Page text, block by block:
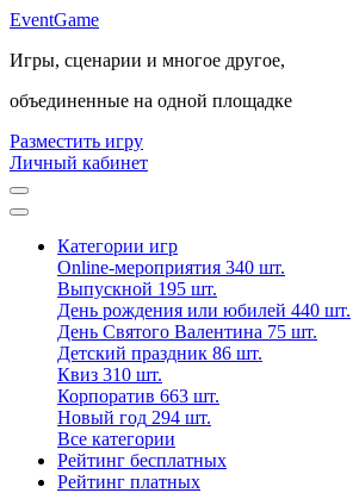
EventGame
Игры, сценарии и многое другое,
объединенные на одной площадке
Разместить игру
Личный кабинет
Категории игр
Online-мероприятия 340 шт.
Выпускной 195 шт.
День рождения или юбилей 440 шт.
День Святого Валентина 75 шт.
Детский праздник 86 шт.
Квиз 310 шт.
Корпоратив 663 шт.
Новый год 294 шт.
Все категории
Рейтинг бесплатных
Рейтинг платных